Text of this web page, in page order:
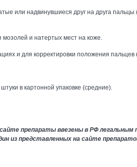
или надвинувшиеся друг на друга пальцы
и натертых мест на коже.
и для корректировки положения пальцев
в картонной упаковке (средние).
препараты ввезены в РФ
из представленных на сайте